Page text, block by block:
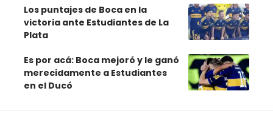
Los puntajes de Boca en la
victoria ante Estudiantes de La
Plata
Es por acá: Boca mejoró y le ganó
merecidamente a Estudiantes
en el Ducó